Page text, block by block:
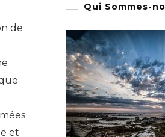
de
et
Qui Sommes-